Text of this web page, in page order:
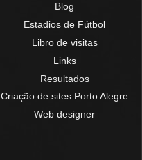
Blog
Estadios de Fútbol
Libro de visitas
Links
Resultados
Criação de sites Porto Alegre
Web designer